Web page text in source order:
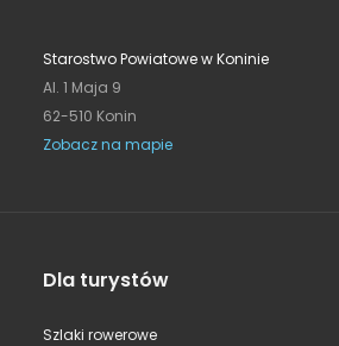
Starostwo Powiatowe w Koninie
Al. 1 Maja 9
62-510 Konin
Zobacz na mapie
Dla turystów
Szlaki rowerowe